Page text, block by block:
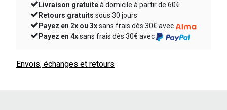
Livraison gratuite
à domicile à partir de 60€
Retours gratuits
sous 30 jours
Payez en 2x ou 3x
sans frais dès 30€ avec
Payez en 4x
sans frais dès 30€ avec
Envois, échanges et retours